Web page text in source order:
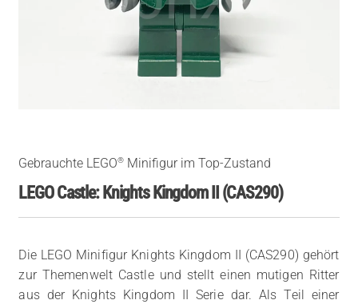
Gebrauchte LEGO® Minifigur im Top-Zustand
LEGO Castle: Knights Kingdom II (CAS290)
Die LEGO Minifigur Knights Kingdom II (CAS290) gehört
zur Themenwelt Castle und stellt einen mutigen Ritter
aus der Knights Kingdom II Serie dar. Als Teil einer